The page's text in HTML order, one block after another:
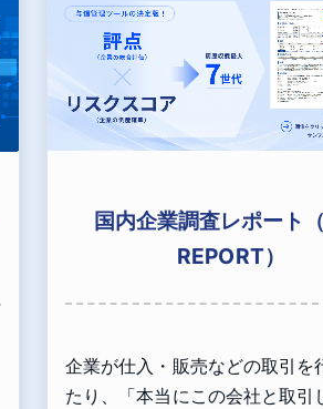
国内企業調査レポート
REPORT）
企業が仕入・販売などの取引を
たり、「本当にこの会社と取引